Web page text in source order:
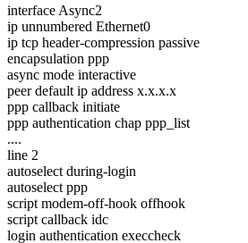
interface Async2
ip unnumbered Ethernet0
ip tcp header-compression passive
encapsulation ppp
async mode interactive
peer default ip address x.x.x.x
ppp callback initiate
ppp authentication chap ppp_list
....
line 2
autoselect during-login
autoselect ppp
script modem-off-hook offhook
script callback idc
login authentication execcheck